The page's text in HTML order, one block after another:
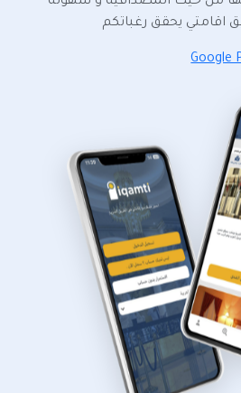
اقامتي يحقق رغباتكم